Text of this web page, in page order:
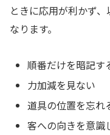
ときに応用が利かず
なります。
順番だけを暗記す
力加減を見ない
道具の位置を忘れ
客への向きを意識